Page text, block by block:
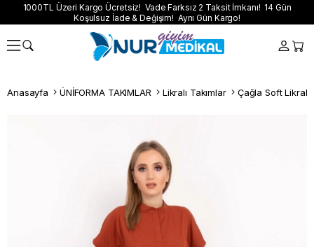
1000TL Üzeri Kargo Ücretsiz! Vade Farksız 2 Taksit İmkanı! 14 Gün
Koşulsuz İade & Değişim! Aynı Gün Kargo!
Anasayfa ÜNİFORMA TAKIMLAR Likralı Takımlar Çağla Soft Likralı